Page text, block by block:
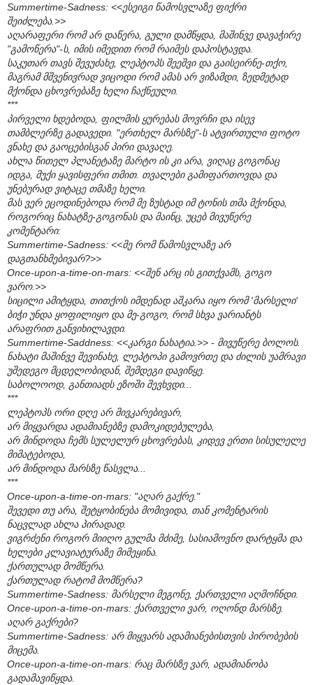
Summertime-Sadness: <<ესეიგი წამოსვლაზე ფიქრი
შეიძლება.>>
აღარაფერი რომ არ დაწერა, გული დამწყდა, მაშინვე დავაჭირე
"გამოწერა"-ს, იმის იმედით რომ რაიმეს დაპოსტავდა.
საკუთარ თავს შევუძახე, ლეპტოპს შეეშვი და გაისეირნე-თქო,
მაგრამ მშვენივრად ვიცოდი რომ ამას არ ვიზამდი, ზედმეტად
მქონდა ცხოვრებაზე ხელი ჩაქნეული.
***
პირველი ხდებოდა, ფილმის ყურებას მოვრჩი და ისევ
თამბლერზე გადავედი. "ერთხელ მარსზე"-ს ატვირთული ფოტო
ვნახე და გაოცებისგან პირი დავაღე.
ახლა წითელ პლანეტაზე მარტო ის კი არა, ვიღაც გოგონაც
იდგა, მუქი ყავისფერი თმით. თვალები გამიფართოვდა და
უნებურად ვიტაცე თმაზე ხელი.
მას ვერ ეცოდინებოდა რომ მე ზუსტად იმ ტონის თმა მქონდა,
როგორიც ნახატზე-გოგონას და მაინც, უცებ მივუწერე
კომენტარი:
Summertime-Sadness: <<მე რომ წამოსვლაზე არ
დაგთანხმებივარ?>>
Once-upon-a-time-on-mars: <<შენ არც ის გითქვამს, გოგო
ვარო.>>
სიცილი ამიტყდა, თითქოს იმდენად აშკარა იყო რომ 'მარსელი'
ბიჭი უნდა ყოფილიყო და მე-გოგო, რომ სხვა ვარიანტს
არაფრით განვიხილავდი.
Summertime-Saddness: <<კარგი ნახატია.>> - მივუწერე ბოლოს.
ნახატი მაშინვე შევინახე, ლეპტოპი გამოვრთე და ძილის უამრავი
უშედეგო მცდელობიდან, შემდეგი დავიწყე.
საბოლოოდ, განთიადს ეზოში შევხვდი...
***
ლეპტოპს ორი დღე არ მივკარებივარ,
არ მიყვარდა ადამიანებზე დამოკიდებულება,
არ მინდოდა ჩემს სულელურ ცხოვრებას, კიდევ ერთი სისულელე
მიმატებოდა,
არ მინდოდა მარსზე წასვლა...
***
Once-upon-a-time-on-mars: "აღარ გაქრე."
შევედი თუ არა, შეტყობინება მომივიდა, თან კომენტარის
ნაცვლად ახლა პირადად.
ვიგრძენი როგორ მიიღო გულმა მძიმე, სასიამოვნო დარტყმა და
ხელები კლავიატურაზე მიმეყინა.
ქართულად მომწერა.
ქართულად რატომ მომწერა?
Summertime-Sadness: მარსელი მეგონე, ქართველი აღმოჩნდი.
Once-upon-a-time-on-mars: ქართველი ვარ, ოღონდ მარსზე.
აღარ გაქრები?
Summertime-Sadness: არ მიყვარს ადამიანებისთვის პირობების
მიცემა.
Once-upon-a-time-on-mars: რაც მარსზე ვარ, ადამიანობა
გადამავიწყდა.